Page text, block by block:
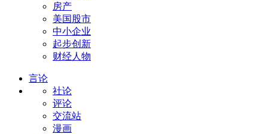
房产
美国股市
中小企业
起步创新
财经人物
言论
社论
评论
交流站
漫画